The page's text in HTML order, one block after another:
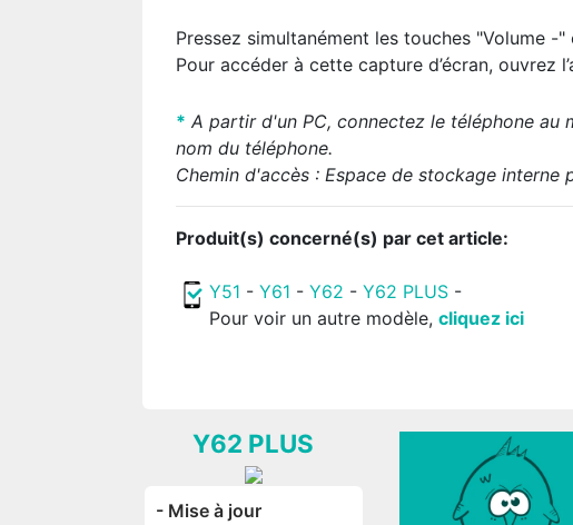
Pressez simultanément les touches "Volume
Pour accéder à cette capture d’écran, ouvrez
* A partir d'un PC, connectez le téléphone au
nom du téléphone.
Chemin d'accès :Espace de stockage interne
Produit(s) concerné(s) par cet article:
Y51 -Y61 -Y62 -Y62 PLUS -
Pour voir un autre modèle,cliquez ici
Y62 PLUS
- Mise à jour